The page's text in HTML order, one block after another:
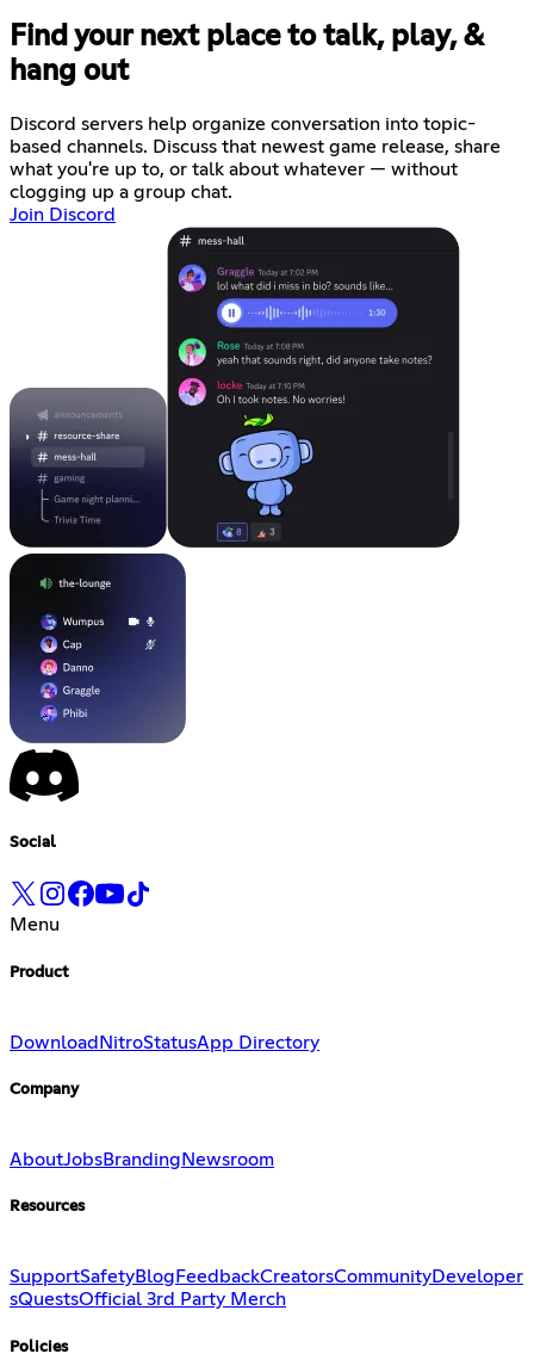
Find your next place to talk, play, &
hang out
Discord servers help organize conversation into topic-
based channels. Discuss that newest game release, share
what you're up to, or talk about whatever — without
clogging up a group chat.
Join Discord
Social
Menu
Product
Download NitroStatusApp Directory
Company
AboutJobsBranding Newsroom
Resources
SupportSafetyBlog FeedbackCreatorsCommunityDeveloper
sQuestsOfficial 3rd Party Merch
Policies